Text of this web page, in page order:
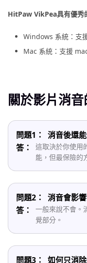
HitPaw VikPea具有優秀
Windows 系統：支
Mac 系統：支援
關於影片消
問題1：
消音後還
答：
這取決於你使用
能，但最保險的
問題2：
消音會影
答：
一般來說不會。
覺部分。
問題3：
如何只消